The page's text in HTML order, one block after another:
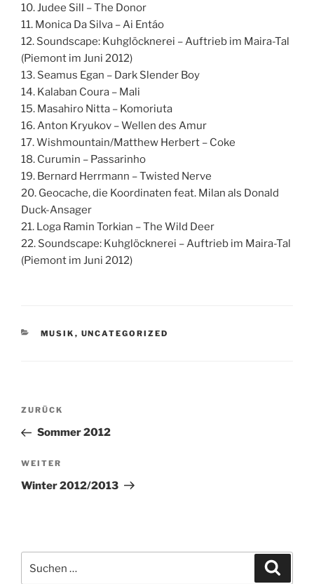
10. Judee Sill – The Donor
11. Monica Da Silva – Ai Entáo
12. Soundscape: Kuhglöcknerei – Auftrieb im Maira-Tal
(Piemont im Juni 2012)
13. Seamus Egan – Dark Slender Boy
14. Kalaban Coura – Mali
15. Masahiro Nitta – Komoriuta
16. Anton Kryukov – Wellen des Amur
17. Wishmountain/Matthew Herbert – Coke
18. Curumin – Passarinho
19. Bernard Herrmann – Twisted Nerve
20. Geocache, die Koordinaten feat. Milan als Donald
Duck-Ansager
21. Loga Ramin Torkian – The Wild Deer
22. Soundscape: Kuhglöcknerei – Auftrieb im Maira-Tal
(Piemont im Juni 2012)
KATEGORIEN
MUSIK , UNCATEGORIZED
Beitragsnavigation
Vorheriger
Beitrag
ZURÜCK
Sommer 2012
Nächster
Beitrag
WEITER
Winter 2012/2013
nach: